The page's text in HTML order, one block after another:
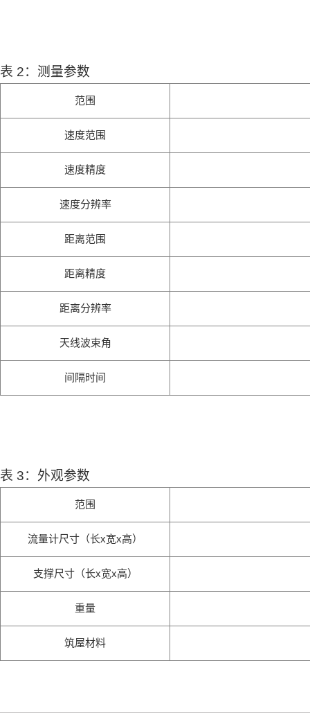
表 2：测量参数
范围
速度范围
速度精度
速度分辨率
距离范围
距离精度
距离分辨率
天线波束角
间隔时间
表 3：外观参数
范围
流量计尺寸（长x宽x高）
支撑尺寸（长x宽x高）
重量
筑屋材料